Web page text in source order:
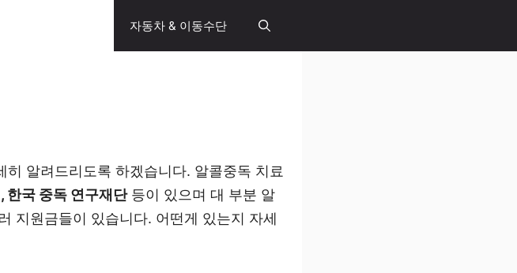
자동차 & 이동수단
알려드리도록 하겠습니다. 알콜중독 치료
한국 중독 연구재단등이 있으며 대 부분 알
지원금들이 있습니다. 어떤게 있는지 자세